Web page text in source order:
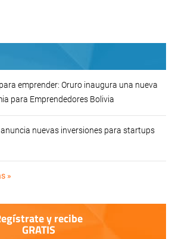
emprender: Oruro inaugura una nueva
para Emprendedores Bolivia
nuevas inversiones para startups
»
y recibe
GRATIS